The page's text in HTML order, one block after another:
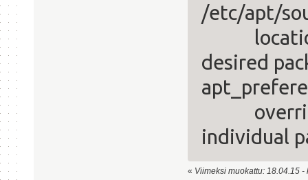
/etc/apt/
desired
individual
« Viimeksi muokattu: 18.04.15